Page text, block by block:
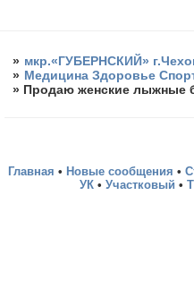
» мкр.«ГУБЕРНСКИЙ»
» Медицина Здоровье
» Продаю женские лыжные
Главная • Новые сообщения •
УК • Участковый •